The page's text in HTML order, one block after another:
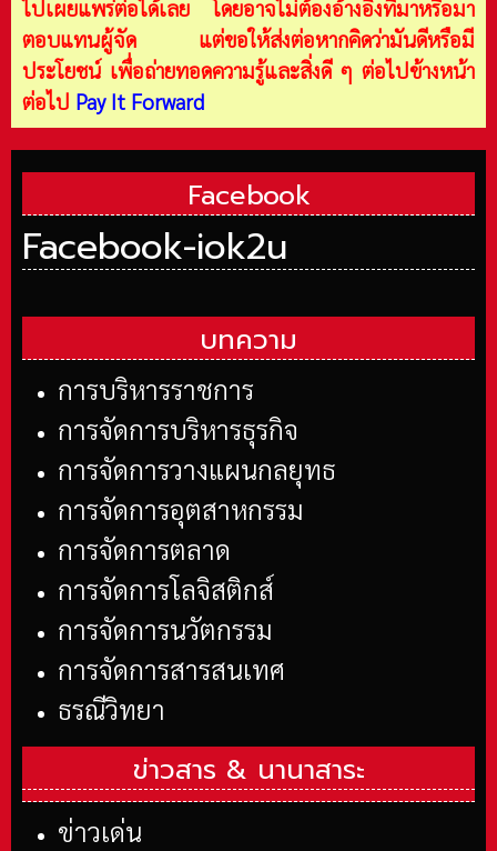
ไปเผยแพร่ต่อได้เลย โดยอาจไม่ต้องอ้างอิงที่มาหรือมา
ตอบแทนผู้จัด แต่ขอให้ส่งต่อหากคิดว่ามันดีหรือมี
ประโยชน์ เพื่อถ่ายทอดความรู้และสิ่งดี ๆ ต่อไปข้างหน้า
ต่อไป Pay It Forward
Facebook
Facebook-iok2u
บทความ
การบริหารราชการ
การจัดการบริหารธุรกิจ
การจัดการวางแผนกลยุทธ
การจัดการอุตสาหกรรม
การจัดการตลาด
การจัดการโลจิสติกส์
การจัดการนวัตกรรม
การจัดการสารสนเทศ
ธรณีวิทยา
ข่าวสาร & นานาสาระ
ข่าวเด่น